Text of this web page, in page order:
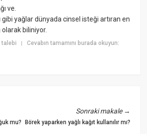
ve.
gibi yağlar dünyada cinsel isteği artıran en
biliniyor.
talebi |Cevabın tamamını burada okuyun:
mu?
Sonraki makale→
Börek yaparken yağlı kağıt kullanılır mı?